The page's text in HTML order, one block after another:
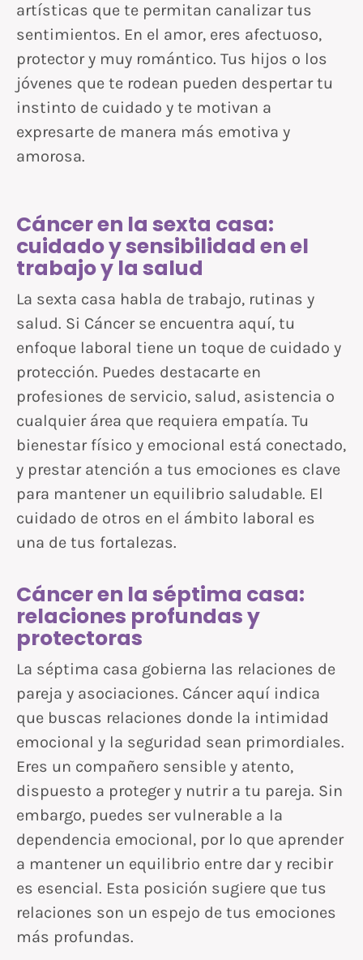
artísticas que te permitan canalizar tus
sentimientos. En el amor, eres afectuoso,
protector y muy romántico. Tus hijos o los
jóvenes que te rodean pueden despertar tu
instinto de cuidado y te motivan a
expresarte de manera más emotiva y
amorosa.
Cáncer en la sexta casa:
cuidado y sensibilidad en el
trabajo y la salud
La sexta casa habla de trabajo, rutinas y
salud. Si Cáncer se encuentra aquí, tu
enfoque laboral tiene un toque de cuidado y
protección. Puedes destacarte en
profesiones de servicio, salud, asistencia o
cualquier área que requiera empatía. Tu
bienestar físico y emocional está conectado,
y prestar atención a tus emociones es clave
para mantener un equilibrio saludable. El
cuidado de otros en el ámbito laboral es
una de tus fortalezas.
Cáncer en la séptima casa:
relaciones profundas y
protectoras
La séptima casa gobierna las relaciones de
pareja y asociaciones. Cáncer aquí indica
que buscas relaciones donde la intimidad
emocional y la seguridad sean primordiales.
Eres un compañero sensible y atento,
dispuesto a proteger y nutrir a tu pareja. Sin
embargo, puedes ser vulnerable a la
dependencia emocional, por lo que aprender
a mantener un equilibrio entre dar y recibir
es esencial. Esta posición sugiere que tus
relaciones son un espejo de tus emociones
más profundas.